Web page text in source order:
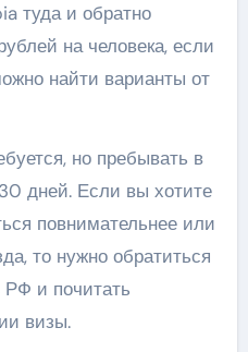
туда и обратно
на человека, если
найти варианты от
но пребывать в
дней. Если вы хотите
повнимательнее или
то нужно обратиться
РФ и почитать
визы.